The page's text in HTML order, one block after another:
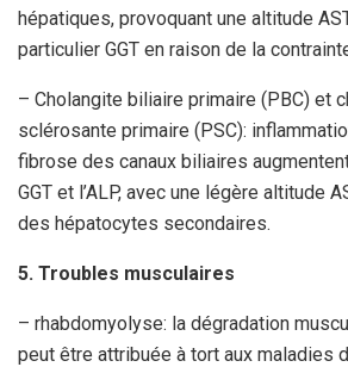
hépatiques, provoquant une altitude
particulier GGT en raison de la
– Cholangite biliaire primaire (PBC) et
sclérosante primaire (PSC):
fibrose des canaux biliaires
GGT et l’ALP, avec une légère altitude
des hépatocytes secondaires.
5. Troubles musculaires
– rhabdomyolyse: la dégradation
peut être attribuée à tort aux maladies